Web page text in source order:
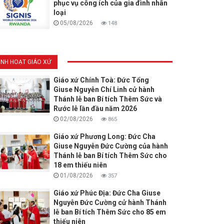
phục vụ công ích của gia đình nhân
loại
05/08/2026 148
HOẠT GIÁO XỨ
Giáo xứ Chính Toà: Đức Tổng
Giuse Nguyễn Chí Linh cử hành
Thánh lễ ban Bí tích Thêm Sức và
Rước lễ lần đầu năm 2026
02/08/2026 865
Giáo xứ Phương Long: Đức Cha
Giuse Nguyễn Đức Cường của hành
Thánh lễ ban Bí tích Thêm Sức cho
18 em thiếu niên
01/08/2026 357
Giáo xứ Phúc Địa: Đức Cha Giuse
Nguyễn Đức Cường cử hành Thánh
lễ ban Bí tích Thêm Sức cho 85 em
thiếu niên